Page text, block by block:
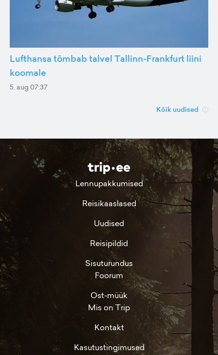
Lufthansa tõmbab talvel Tallinn-Frankfurt liini
koomale
5. aug 07:37
Kõik uudised
Lennupakkumised
Reisikaaslased
Uudised
Reisipildid
Sisuturundus
Foorum
Ost-müük
Mis on Trip
Kontakt
Kasutustingimused